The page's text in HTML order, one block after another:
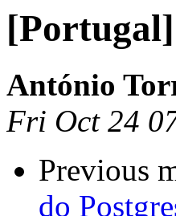
António
Fri Oct 24
Previous
do